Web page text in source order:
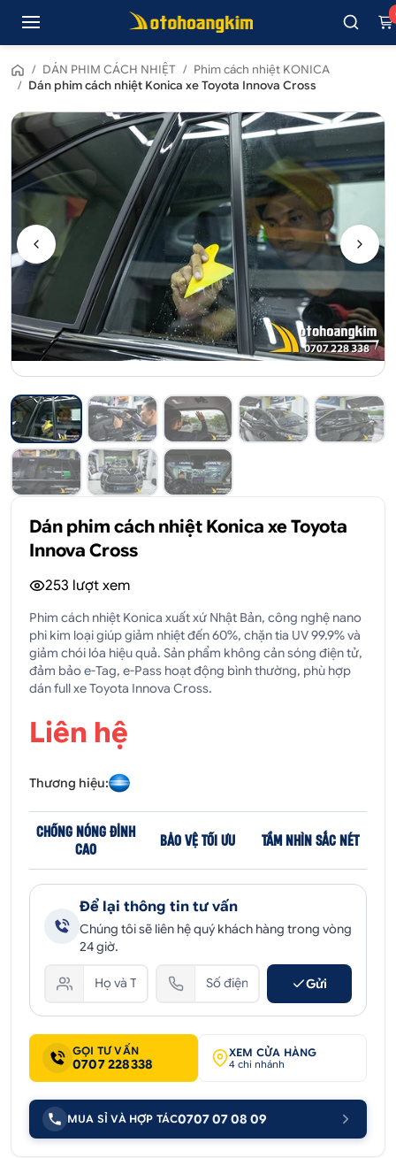
/ DÁN PHIM CÁCH NHIỆT / Phim cách nhiệt KONICA
/ Dán phim cách nhiệt Konica xe Toyota Innova Cross
Dán phim cách nhiệt Konica xe Toyota
Innova Cross
253 lượt xem
Phim cách nhiệt Konica xuất xứ Nhật Bản, công nghệ nano
phi kim loại giúp giảm nhiệt đến 60%, chặn tia UV 99.9% và
giảm chói lóa hiệu quả. Sản phẩm không cản sóng điện tử,
đảm bảo e-Tag, e-Pass hoạt động bình thường, phù hợp
dán full xe Toyota Innova Cross.
Liên hệ
Thương hiệu:
CHỐNG NÓNG ĐỈNH
CAO
BẢO VỆ TỐI ƯU TẦM NHÌN SẮC NÉT
Để lại thông tin tư vấn
Chúng tôi sẽ liên hệ quý khách hàng trong vòng
24 giờ.
Gửi
GỌI TƯ VẤN
0707 228338
XEM CỬA HÀNG
4 chi nhánh
MUA SỈ VÀ HỢP TÁC0707 07 08 09